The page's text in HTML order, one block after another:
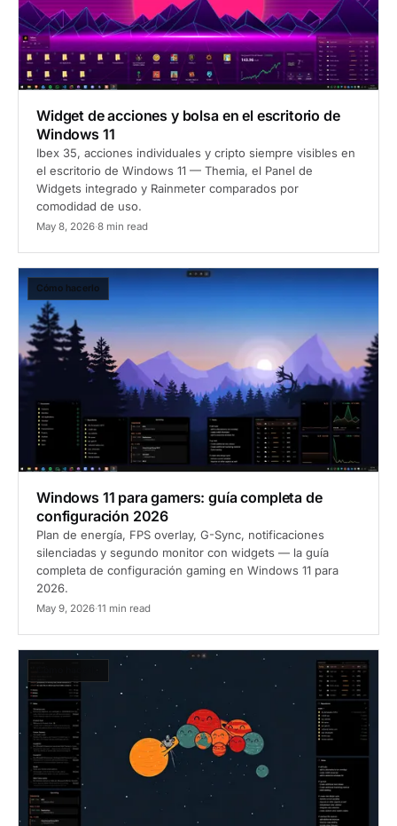
Widget de acciones y bolsa en el escritorio de
Windows 11
Ibex 35, acciones individuales y cripto siempre visibles en
el escritorio de Windows 11 — Themia, el Panel de
Widgets integrado y Rainmeter comparados por
comodidad de uso.
May 8, 2026·8 min read
Cómo hacerlo
Windows 11 para gamers: guía completa de
configuración 2026
Plan de energía, FPS overlay, G-Sync, notificaciones
silenciadas y segundo monitor con widgets — la guía
completa de configuración gaming en Windows 11 para
2026.
May 9, 2026·11 min read